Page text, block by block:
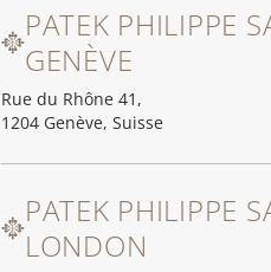
PATEK PHILIPPE
GENÈVE
Rue du Rhône 41,
1204 Genève, Suisse
PATEK PHILIPPE
LONDON